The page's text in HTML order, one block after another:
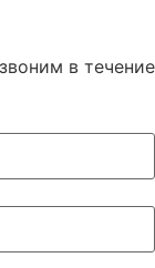
в течение